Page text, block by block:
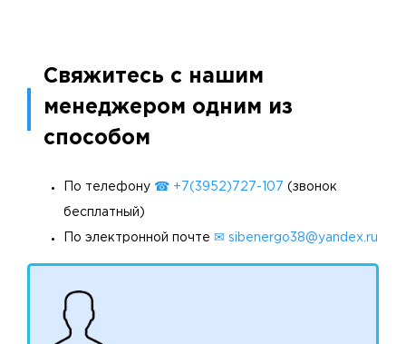
Свяжитесь с нашим
менеджером одним из
способом
По телефону ☎ +7(3952)727-107 (звонок
бесплатный)
По электронной почте ✉ sibenergo38@yandex.ru